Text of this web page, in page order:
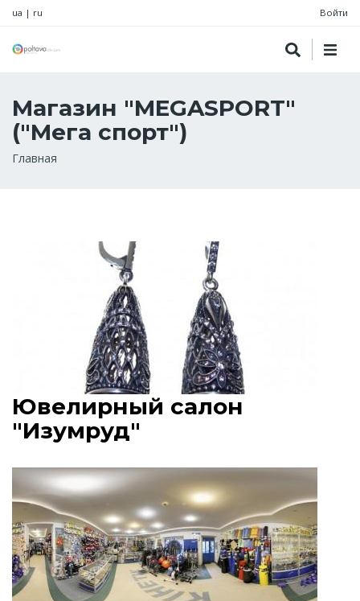
ua | ru Войти
Магазин "MEGASPORT"
("Мега спорт")
Строка
Главная
Ювелирный салон
"Изумруд"